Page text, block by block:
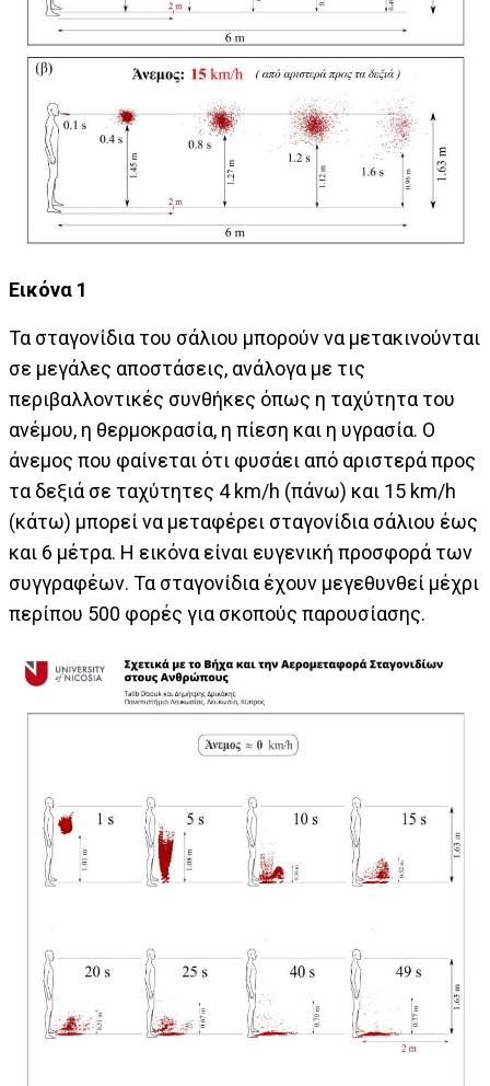
Εικόνα 1
Τα σταγονίδια του σάλιου μπορούν να μετακινούνται
σε μεγάλες αποστάσεις, ανάλογα με τις
περιβαλλοντικές συνθήκες όπως η ταχύτητα του
ανέμου, η θερμοκρασία, η πίεση και η υγρασία. Ο
άνεμος που φαίνεται ότι φυσάει από αριστερά προς
τα δεξιά σε ταχύτητες 4 km/h (πάνω) και 15 km/h
(κάτω) μπορεί να μεταφέρει σταγονίδια σάλιου έως
και 6 μέτρα. Η εικόνα είναι ευγενική προσφορά των
συγγραφέων. Τα σταγονίδια έχουν μεγεθυνθεί μέχρι
περίπου 500 φορές για σκοπούς παρουσίασης.